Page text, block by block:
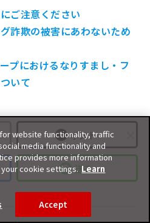
ご注意ください
詐欺の被害にあわないため
プにおけるなりすまし・フ
いて
ポスト
送る
website functionality, traffic
media functionality and
provides more information
your cookie settings. Learn
Accept